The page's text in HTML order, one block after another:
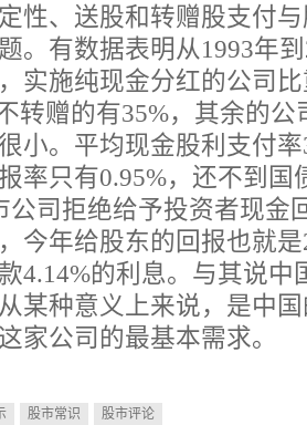
性、送股和转赠股支付
。有数据表明从1993年
实施纯现金分红的公司
转赠的有35%，其余的
小。平均现金股利支付
率只有0.95%，还不到国
公司拒绝给予投资者现金
今年给股东的回报也就
4.14%的利息。与其说中
某种意义上来说，是中
家公司的最基本需求。
股市常识 股市评论